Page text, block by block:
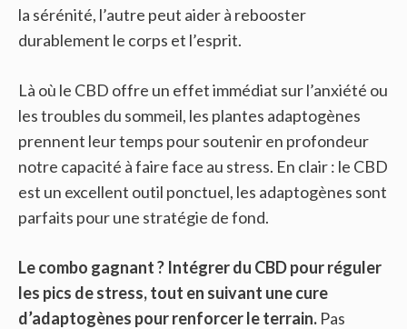
la sérénité, l’autre peut aider à rebooster
durablement le corps et l’esprit.
Là où le CBD offre un effet immédiat sur l’anxiété ou
les troubles du sommeil, les plantes adaptogènes
prennent leur temps pour soutenir en profondeur
notre capacité à faire face au stress. En clair : le CBD
est un excellent outil ponctuel, les adaptogènes sont
parfaits pour une stratégie de fond.
Le combo gagnant ? Intégrer du CBD pour réguler
les pics de stress, tout en suivant une cure
d’adaptogènes pour renforcer le terrain. Pas